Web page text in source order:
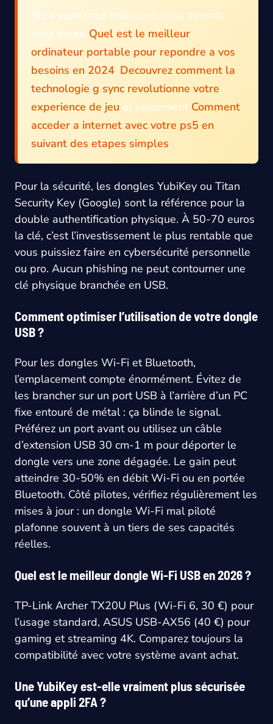
Si ce sujet vous intéresse, vous aimerez
sans doute Quel est le meilleur
ordinateur portable pour repondre a vos
besoins en 2024, Decouvrez comment la
technologie g sync revolutionne votre
experience de jeu et également Comment
acceder a internet avec votre ps5 en
suivant des etapes simples.
Pour la sécurité, les dongles YubiKey ou Titan
Security Key (Google) sont la référence pour la
double authentification physique. À 50-70 euros
la clé, c’est l’investissement le plus rentable que
vous puissiez faire en cybersécurité personnelle
ou pro. Aucun phishing ne peut contourner une
clé physique branchée en USB.
Comment optimiser l’utilisation de votre dongle
USB ?
Pour les dongles Wi-Fi et Bluetooth,
l’emplacement compte énormément. Évitez de
les brancher sur un port USB à l’arrière d’un PC
fixe entouré de métal : ça blinde le signal.
Préférez un port avant ou utilisez un câble
d’extension USB 30 cm-1 m pour déporter le
dongle vers une zone dégagée. Le gain peut
atteindre 30-50% en débit Wi-Fi ou en portée
Bluetooth. Côté pilotes, vérifiez régulièrement les
mises à jour : un dongle Wi-Fi mal piloté
plafonne souvent à un tiers de ses capacités
réelles.
Quel est le meilleur dongle Wi-Fi USB en 2026 ?
TP-Link Archer TX20U Plus (Wi-Fi 6, 30 €) pour
l’usage standard, ASUS USB-AX56 (40 €) pour
gaming et streaming 4K. Comparez toujours la
compatibilité avec votre système avant achat.
Une YubiKey est-elle vraiment plus sécurisée
qu’une appli 2FA ?